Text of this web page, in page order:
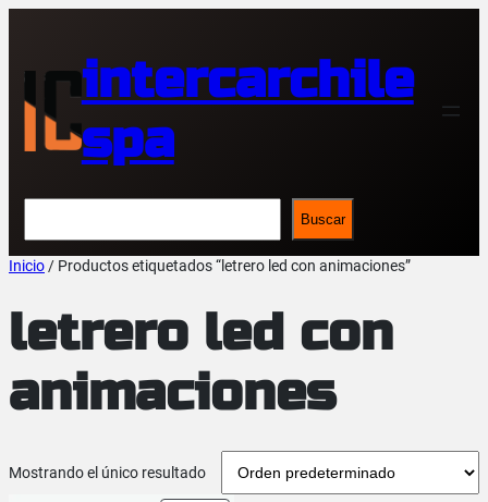
intercarchile
spa
Buscar
Inicio/ Productos etiquetados “letrero led con animaciones”
letrero led con
animaciones
Mostrando el único resultado